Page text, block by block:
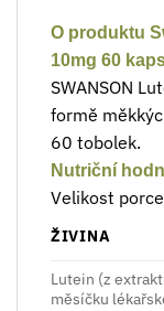
O produktu
10mg 60
SWANSON
formě
60 tobolek.
Nutriční
Velikost
ŽIVINA
Lutein (z
měsíčku